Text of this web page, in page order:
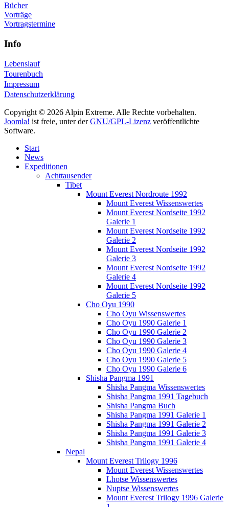
Bücher
Vorträge
Vortragstermine
Info
Lebenslauf
Tourenbuch
Impressum
Datenschutzerklärung
Copyright © 2026 Alpin Extreme. Alle Rechte vorbehalten.
Joomla! ist freie, unter derGNU/GPL-Lizenz veröffentlichte
Software.
Start
News
Expeditionen
Achttausender
Tibet
Mount Everest Nordroute 1992
Mount Everest Wissenswertes
Mount Everest Nordseite 1992
Galerie 1
Mount Everest Nordseite 1992
Galerie 2
Mount Everest Nordseite 1992
Galerie 3
Mount Everest Nordseite 1992
Galerie 4
Mount Everest Nordseite 1992
Galerie 5
Cho Oyu 1990
Cho Oyu Wissenswertes
Cho Oyu 1990 Galerie 1
Cho Oyu 1990 Galerie 2
Cho Oyu 1990 Galerie 3
Cho Oyu 1990 Galerie 4
Cho Oyu 1990 Galerie 5
Cho Oyu 1990 Galerie 6
Shisha Pangma 1991
Shisha Pangma Wissenswertes
Shisha Pangma 1991 Tagebuch
Shisha Pangma Buch
Shisha Pangma 1991 Galerie 1
Shisha Pangma 1991 Galerie 2
Shisha Pangma 1991 Galerie 3
Shisha Pangma 1991 Galerie 4
Nepal
Mount Everest Trilogy 1996
Mount Everest Wissenswertes
Lhotse Wissenswertes
Nuptse Wissenswertes
Mount Everest Trilogy 1996 Galerie